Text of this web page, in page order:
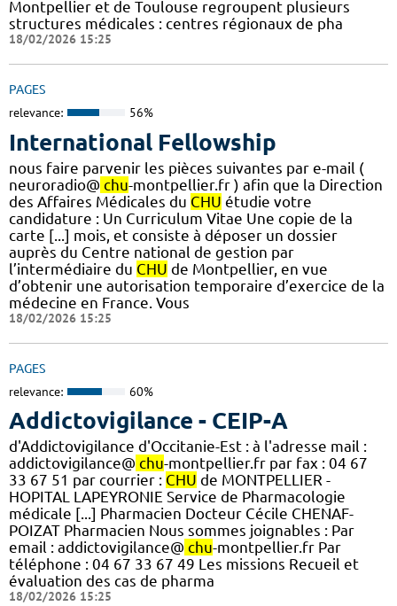
Montpellier et de Toulouse regroupent plusieurs
structures médicales : centres régionaux de pha
18/02/2026 15:25
PAGES
relevance: 56%
International Fellowship
nous faire parvenir les pièces suivantes par e-mail (
neuroradio@ chu-montpellier.fr ) afin que la Direction
des Affaires Médicales du CHU étudie votre
candidature : Un Curriculum Vitae Une copie de la
carte [...] mois, et consiste à déposer un dossier
auprès du Centre national de gestion par
l’intermédiaire du CHU de Montpellier, en vue
d’obtenir une autorisation temporaire d’exercice de la
médecine en France. Vous
18/02/2026 15:25
PAGES
relevance: 60%
Addictovigilance - CEIP-A
d'Addictovigilance d'Occitanie-Est : à l'adresse mail :
addictovigilance@ chu-montpellier.fr par fax : 04 67
33 67 51 par courrier : CHU de MONTPELLIER -
HOPITAL LAPEYRONIE Service de Pharmacologie
médicale [...] Pharmacien Docteur Cécile CHENAF-
POIZAT Pharmacien Nous sommes joignables : Par
email : addictovigilance@ chu-montpellier.fr Par
téléphone : 04 67 33 67 49 Les missions Recueil et
évaluation des cas de pharma
18/02/2026 15:25